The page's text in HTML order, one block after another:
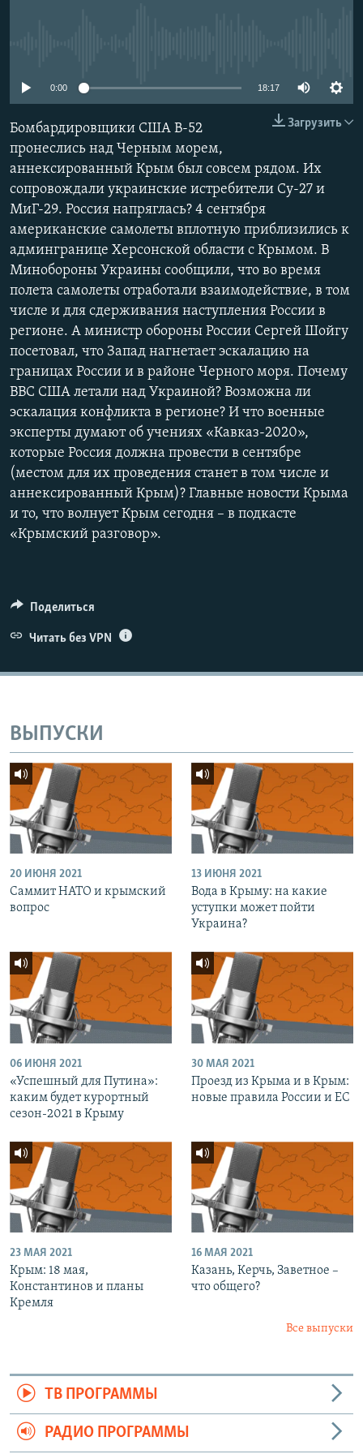
УКРАИНСКАЯ ПРОБЛЕМА КРЫМА
Все сайты RFE/RL
0:00 18:17
Загрузить
Бомбардировщики США B-52
пронеслись над Черным морем,
аннексированный Крым был совсем рядом. Их
сопровождали украинские истребители Су-27 и
МиГ-29. Россия напряглась? 4 сентября
американские самолеты вплотную приблизились к
админгранице Херсонской области с Крымом. В
Минобороны Украины сообщили, что во время
полета самолеты отработали взаимодействие, в том
числе и для сдерживания наступления России в
регионе. А министр обороны России Сергей Шойгу
посетовал, что Запад нагнетает эскалацию на
границах России и в районе Черного моря. Почему
ВВС США летали над Украиной? Возможна ли
эскалация конфликта в регионе? И что военные
эксперты думают об учениях «Кавказ-2020»,
которые Россия должна провести в сентябре
(местом для их проведения станет в том числе и
аннексированный Крым)? Главные новости Крыма
и то, что волнует Крым сегодня – в подкасте
«Крымский разговор».
Поделиться
Читать без VPN
ВЫПУСКИ
20 ИЮНЯ 2021
Саммит НАТО и крымский
вопрос
13 ИЮНЯ 2021
Вода в Крыму: на какие
уступки может пойти
Украина?
06 ИЮНЯ 2021
«Успешный для Путина»:
каким будет курортный
сезон-2021 в Крыму
30 МАЯ 2021
Проезд из Крыма и в Крым:
новые правила России и ЕС
23 МАЯ 2021
Крым: 18 мая,
Константинов и планы
Кремля
16 МАЯ 2021
Казань, Керчь, Заветное –
что общего?
Все выпуски
ТВ ПРОГРАММЫ
РАДИО ПРОГРАММЫ